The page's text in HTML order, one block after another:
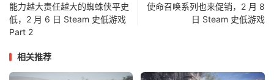
能力越大责任越大的蜘蛛侠平史
低，2 月 6 日 Steam 史低游戏
Part 2
使命召唤系列也来促销，2 月 8
日 Steam 史低游戏
相关推荐